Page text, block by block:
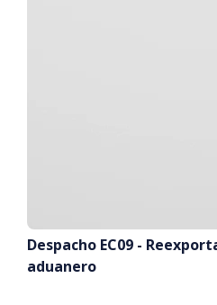
Despacho EC09 - Reexportación desde depósito
aduanero